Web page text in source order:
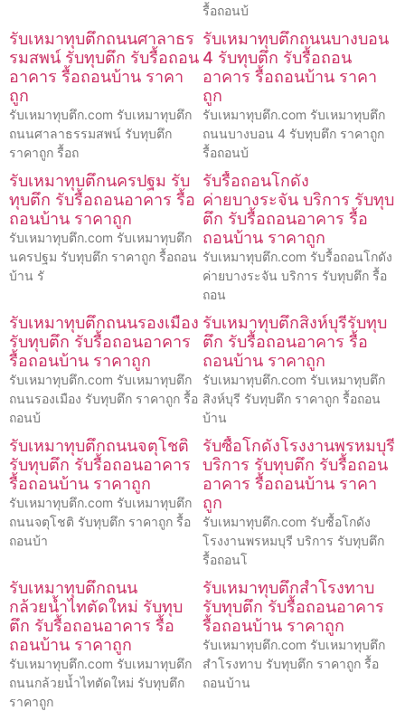
รื้อถอนบ้
รับเหมาทุบตึกถนนศาลาธร
รมสพน์ รับทุบตึก รับรื้อถอน
อาคาร รื้อถอนบ้าน ราคา
ถูก
รับเหมาทุบตึก.com รับเหมาทุบตึก
ถนนศาลาธรรมสพน์ รับทุบตึก
ราคาถูก รื้อถ
รับเหมาทุบตึกถนนบางบอน
4 รับทุบตึก รับรื้อถอน
อาคาร รื้อถอนบ้าน ราคา
ถูก
รับเหมาทุบตึก.com รับเหมาทุบตึก
ถนนบางบอน 4 รับทุบตึก ราคาถูก
รื้อถอนบ้
รับเหมาทุบตึกนครปฐม รับ
ทุบตึก รับรื้อถอนอาคาร รื้อ
ถอนบ้าน ราคาถูก
รับเหมาทุบตึก.com รับเหมาทุบตึก
นครปฐม รับทุบตึก ราคาถูก รื้อถอน
บ้าน รั
รับรื้อถอนโกดัง
ค่ายบางระจัน บริการ รับทุบ
ตึก รับรื้อถอนอาคาร รื้อ
ถอนบ้าน ราคาถูก
รับเหมาทุบตึก.com รับรื้อถอนโกดัง
ค่ายบางระจัน บริการ รับทุบตึก รื้อ
ถอน
รับเหมาทุบตึกถนนรองเมือง
รับทุบตึก รับรื้อถอนอาคาร
รื้อถอนบ้าน ราคาถูก
รับเหมาทุบตึก.com รับเหมาทุบตึก
ถนนรองเมือง รับทุบตึก ราคาถูก รื้อ
ถอนบ้
รับเหมาทุบตึกสิงห์บุรีรับทุบ
ตึก รับรื้อถอนอาคาร รื้อ
ถอนบ้าน ราคาถูก
รับเหมาทุบตึก.com รับเหมาทุบตึก
สิงห์บุรี รับทุบตึก ราคาถูก รื้อถอน
บ้าน
รับเหมาทุบตึกถนนจตุโชติ
รับทุบตึก รับรื้อถอนอาคาร
รื้อถอนบ้าน ราคาถูก
รับเหมาทุบตึก.com รับเหมาทุบตึก
ถนนจตุโชติ รับทุบตึก ราคาถูก รื้อ
ถอนบ้า
รับซื้อโกดังโรงงานพรหมบุรี
บริการ รับทุบตึก รับรื้อถอน
อาคาร รื้อถอนบ้าน ราคา
ถูก
รับเหมาทุบตึก.com รับซื้อโกดัง
โรงงานพรหมบุรี บริการ รับทุบตึก
รื้อถอนโ
รับเหมาทุบตึกถนน
กล้วยน้ำไทตัดใหม่ รับทุบ
ตึก รับรื้อถอนอาคาร รื้อ
ถอนบ้าน ราคาถูก
รับเหมาทุบตึก.com รับเหมาทุบตึก
ถนนกล้วยน้ำไทตัดใหม่ รับทุบตึก
ราคาถูก
รับเหมาทุบตึกสำโรงทาบ
รับทุบตึก รับรื้อถอนอาคาร
รื้อถอนบ้าน ราคาถูก
รับเหมาทุบตึก.com รับเหมาทุบตึก
สำโรงทาบ รับทุบตึก ราคาถูก รื้อ
ถอนบ้าน